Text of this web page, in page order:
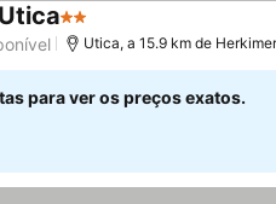
2 Estrelas
Utica, a 15.9 km de Herkimer
para ver os preços exatos.